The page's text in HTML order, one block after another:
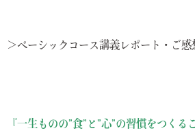
＞ベーシックコース講義レポート・ご感
『一生ものの”食”と”心”の習慣をつく